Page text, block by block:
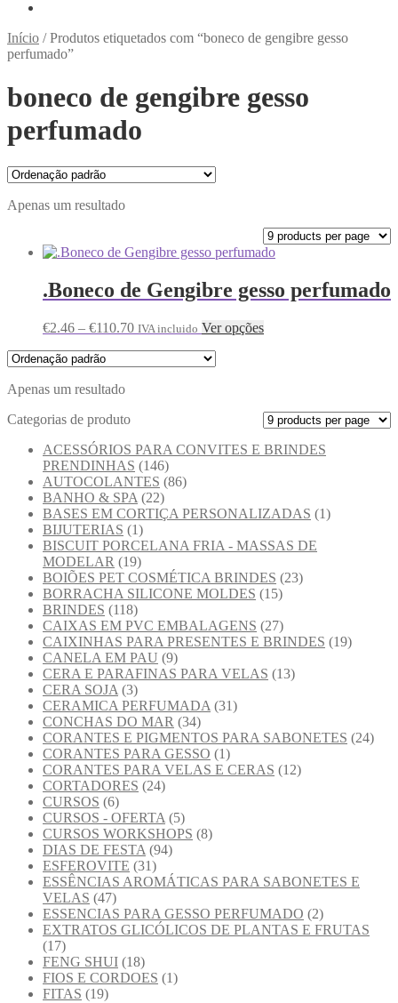
Início /Produtos etiquetados com “boneco de gengibre gesso
perfumado”
boneco de gengibre gesso
perfumado
Apenas um resultado
.Boneco de Gengibre gesso perfumado
€2.46 – €110.70 IVA incluido Ver opções
Apenas um resultado
Categorias de produto
ACESSÓRIOS PARA CONVITES E BRINDES
PRENDINHAS (146)
AUTOCOLANTES (86)
BANHO & SPA (22)
BASES EM CORTIÇA PERSONALIZADAS (1)
BIJUTERIAS (1)
BISCUIT PORCELANA FRIA - MASSAS DE
MODELAR (19)
BOIÕES PET COSMÉTICA BRINDES (23)
BORRACHA SILICONE MOLDES (15)
BRINDES (118)
CAIXAS EM PVC EMBALAGENS (27)
CAIXINHAS PARA PRESENTES E BRINDES (19)
CANELA EM PAU (9)
CERA E PARAFINAS PARA VELAS (13)
CERA SOJA (3)
CERAMICA PERFUMADA (31)
CONCHAS DO MAR (34)
CORANTES E PIGMENTOS PARA SABONETES (24)
CORANTES PARA GESSO (1)
CORANTES PARA VELAS E CERAS (12)
CORTADORES (24)
CURSOS (6)
CURSOS - OFERTA (5)
CURSOS WORKSHOPS (8)
DIAS DE FESTA (94)
ESFEROVITE (31)
ESSÊNCIAS AROMÁTICAS PARA SABONETES E
VELAS (47)
ESSENCIAS PARA GESSO PERFUMADO (2)
EXTRATOS GLICÓLICOS DE PLANTAS E FRUTAS
(17)
FENG SHUI (18)
FIOS E CORDOES (1)
FITAS (19)